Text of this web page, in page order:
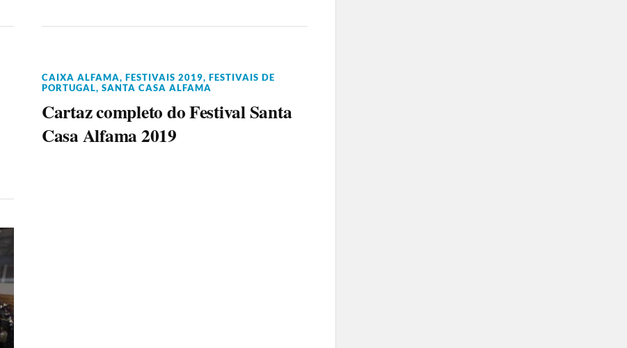
CAIXA ALFAMA, FESTIVAIS 2019, FESTIVAIS DE
PORTUGAL, SANTA CASA ALFAMA
Cartaz completo do Festival Santa
Casa Alfama 2019